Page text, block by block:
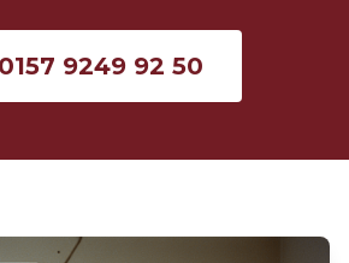
0157 9249 92 50